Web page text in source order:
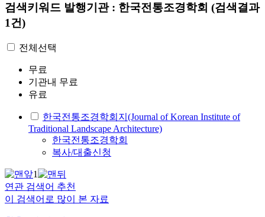
검색키워드 발행기관 : 한국전통조경학회 (검색결과
1건)
전체선택
무료
기관내 무료
유료
한국전통조경학회지(Journal of Korean Institute of
Traditional Landscape Architecture)
한국전통조경학회
복사/대출신청
1
연관 검색어 추천
이 검색어로 많이 본 자료